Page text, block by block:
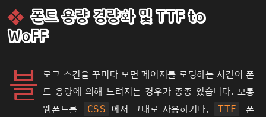
폰트 용량 경량화 및 TTF to
WoFF
블 로그 스킨을 꾸미다 보면 페이지를 로딩하는 시간이 폰
트 용량에 의해 느려지는 경우가 종종 있습니다. 보통
웹폰트를
CSS 에서 그대로 사용하거나, TTF
폰